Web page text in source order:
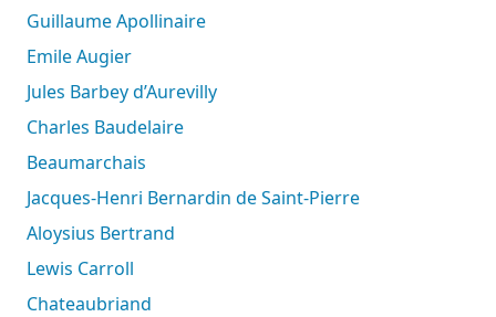
Guillaume Apollinaire
Emile Augier
Jules Barbey d’Aurevilly
Charles Baudelaire
Beaumarchais
Jacques-Henri Bernardin de Saint-Pierre
Aloysius Bertrand
Lewis Carroll
Chateaubriand